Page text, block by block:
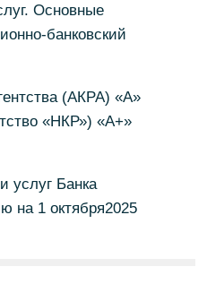
Основные
банковский
(АКРА) «А»
«НКР») «А+»
услуг Банка
на 1 октября2025